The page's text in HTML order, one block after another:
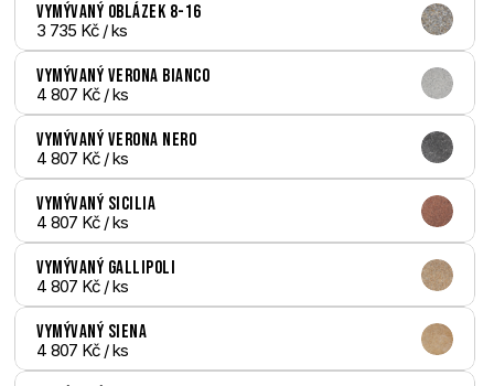
Vymývaný Oblázek 8-16
3 735 Kč / ks
Vymývaný Verona bianco
4 807 Kč / ks
Vymývaný Verona nero
4 807 Kč / ks
Vymývaný Sicilia
4 807 Kč / ks
Vymývaný Gallipoli
4 807 Kč / ks
Vymývaný Siena
4 807 Kč / ks